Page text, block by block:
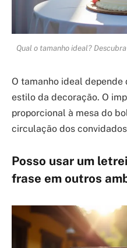
Qual o tamanho ideal?
O tamanho ideal depende
estilo da decoração. O
proporcional à mesa do
circulação dos
Posso usar um
frase em outros